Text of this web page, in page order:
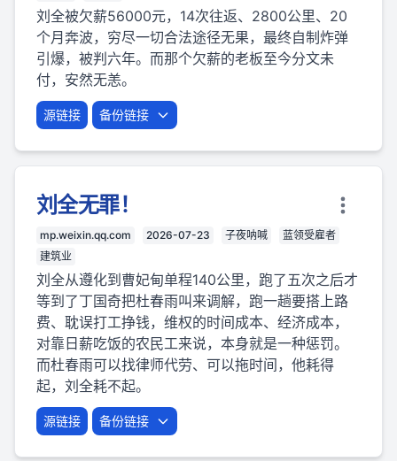
刘全被欠薪56000元，14次往返、2800公里、20
个月奔波，穷尽一切合法途径无果，最终自制炸弹
引爆，被判六年。而那个欠薪的老板至今分文未
付，安然无恙。
源链接 备份链接
刘全无罪！
mp.weixin.qq.com 2026-07-23 子夜呐喊
蓝领受雇者
建筑业
刘全从遵化到曹妃甸单程140公里，跑了五次之后才
等到了丁国奇把杜春雨叫来调解，跑一趟要搭上路
费、耽误打工挣钱，维权的时间成本、经济成本，
对靠日薪吃饭的农民工来说，本身就是一种惩罚。
而杜春雨可以找律师代劳、可以拖时间，他耗得
起，刘全耗不起。
源链接 备份链接